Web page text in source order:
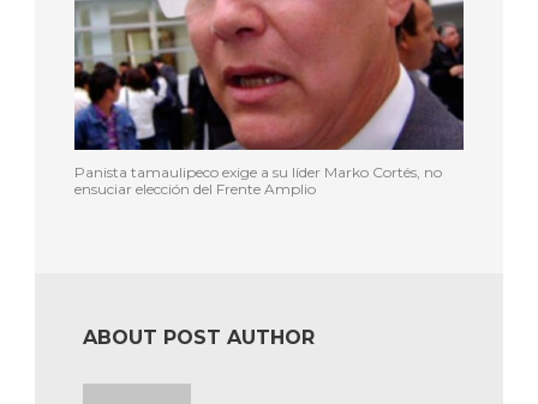
Panista tamaulipeco exige a su líder Marko Cortés, no
ensuciar elección del Frente Amplio
ABOUT POST AUTHOR